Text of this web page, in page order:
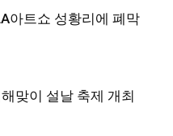
아트쇼 성황리에 폐막
맞이 설날 축제 개최